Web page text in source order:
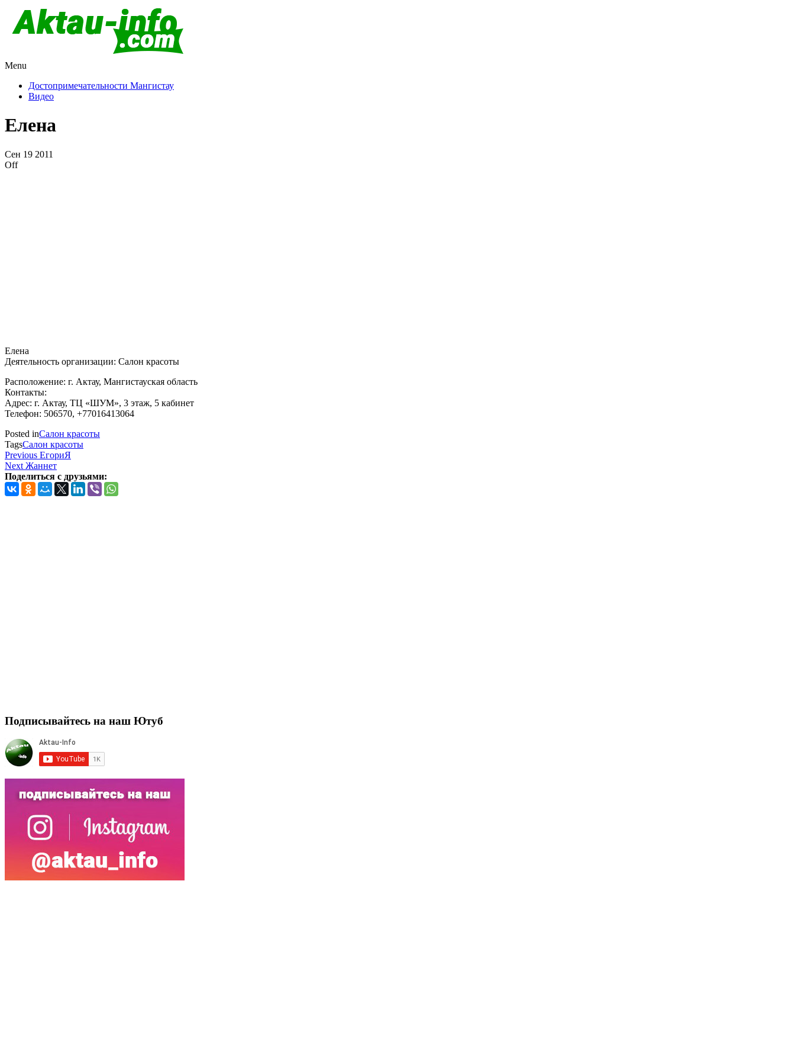
Menu
Достопримечательности Мангистау
Видео
Елена
Сен 19 2011
Off
Елена
Деятельность организации: Салон красоты
Расположение: г. Актау, Мангистауская область
Контакты:
Адрес: г. Актау, ТЦ «ШУМ», 3 этаж, 5 кабинет
Телефон: 506570, +77016413064
Posted inСалон красоты
TagsСалон красоты
Навигация
по
записям
Previous
Post
Previous ЕгориЯ
Next
Post
Next Жаннет
Поделиться с друзьями:
Подписывайтесь на наш Ютуб